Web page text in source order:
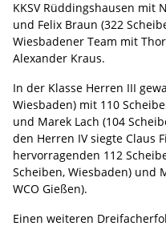
KKSV Rüddingshausen mit
und Felix Braun (322
Wiesbadener Team mit
Alexander Kraus.
In der Klasse Herren III
Wiesbaden) mit 110
und Marek Lach (104
den Herren IV siegte Claus
hervorragenden 112
Scheiben, Wiesbaden) und
WCO Gießen).
Einen weiteren